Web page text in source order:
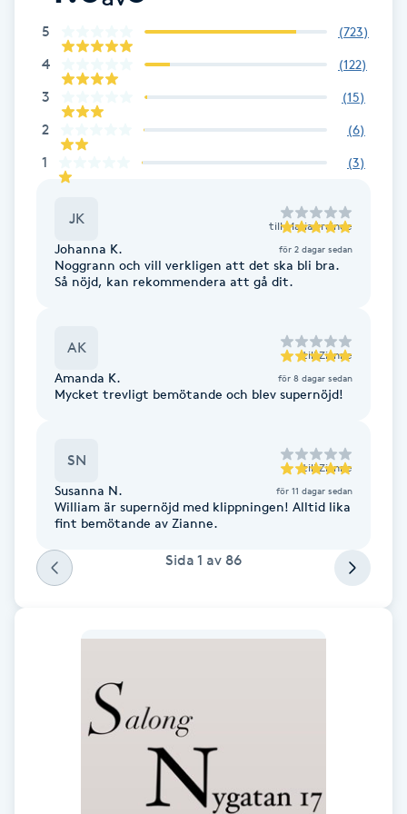
Fotvård
Fransborttagning
Fransfärgning
Fransförlängning
Fransförlängning Volym
Frekvensterapi
Friskvård
Funktionsanalys
5 (723)
4 (122)
3 (15)
2 (6)
1 (3)
JK till Maria trainee
Johanna K. för 2 dagar sedan
Noggrann och vill verkligen att det ska bli bra.
Så nöjd, kan rekommendera att gå dit.
AK till Zianne
Amanda K. för 8 dagar sedan
Mycket trevligt bemötande och blev supernöjd!
SN till Zianne
Susanna N. för 11 dagar sedan
William är supernöjd med klippningen! Alltid lika
fint bemötande av Zianne.
Sida 1 av 86